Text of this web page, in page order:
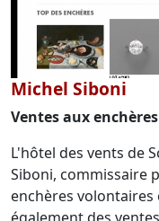
Michel Siboni
Ventes aux enchères
L'hôtel des vents de
Siboni, commissaire
enchères volontaires
également des